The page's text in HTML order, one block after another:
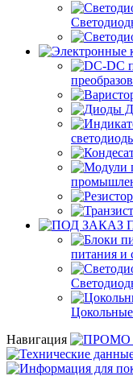
питания и
Навигация